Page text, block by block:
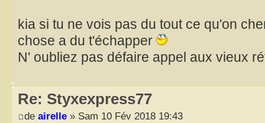
kia si tu ne vois pas du tout ce qu'on
chose a du t'échapper
N' oubliez pas défaire appel aux vieux
Re: Styxexpress77
de airelle » Sam 10 Fév 2018 19:43